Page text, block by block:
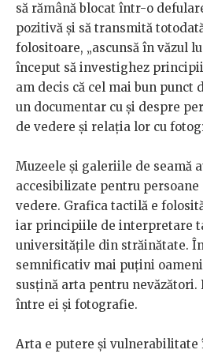
să rămână blocat într-o
pozitivă și să transmită
folositoare, „ascunsă în văzul
început să investighez
am decis că cel mai bun punct
un documentar cu și despre
de vedere și relația lor cu
Muzeele și galeriile de seamă
accesibilizate pentru
vedere. Grafica tactilă e
iar principiile de interpretare
universitățile din străinătate.
semnificativ mai puțini
susțină arta pentru nevăzători.
între ei și fotografie.
Arta e putere și vulnerabilitate